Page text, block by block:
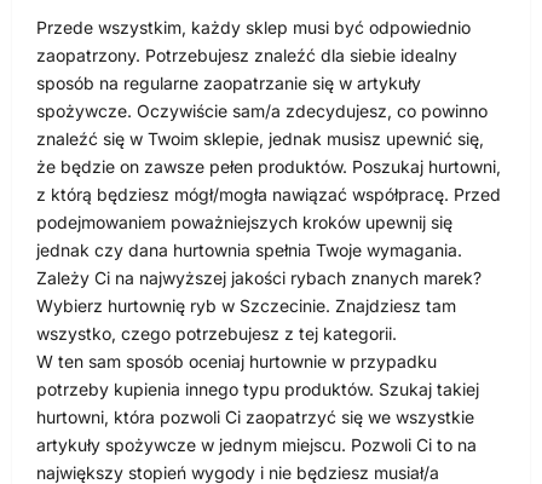
Przede wszystkim, każdy sklep musi być odpowiednio
zaopatrzony. Potrzebujesz znaleźć dla siebie idealny
sposób na regularne zaopatrzanie się w artykuły
spożywcze. Oczywiście sam/a zdecydujesz, co powinno
znaleźć się w Twoim sklepie, jednak musisz upewnić się,
że będzie on zawsze pełen produktów. Poszukaj hurtowni,
z którą będziesz mógł/mogła nawiązać współpracę. Przed
podejmowaniem poważniejszych kroków upewnij się
jednak czy dana hurtownia spełnia Twoje wymagania.
Zależy Ci na najwyższej jakości rybach znanych marek?
Wybierz hurtownię ryb w Szczecinie. Znajdziesz tam
wszystko, czego potrzebujesz z tej kategorii.
W ten sam sposób oceniaj hurtownie w przypadku
potrzeby kupienia innego typu produktów. Szukaj takiej
hurtowni, która pozwoli Ci zaopatrzyć się we wszystkie
artykuły spożywcze w jednym miejscu. Pozwoli Ci to na
największy stopień wygody i nie będziesz musiał/a